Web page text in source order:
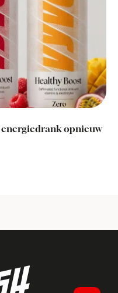
energiedrank opnieuw